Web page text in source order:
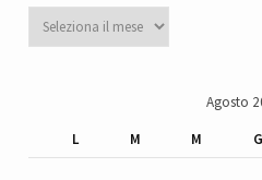
Archivi
Agosto
L
M M G